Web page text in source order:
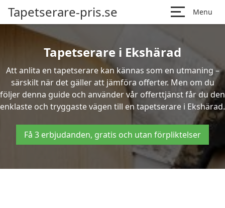
Tapetserare-pris.se Menu
Tapetserare i Ekshärad
Att anlita en tapetserare kan kännas som en utmaning –
särskilt när det gäller att jämföra offerter. Men om du
följer denna guide och använder vår offerttjänst får du den
enklaste och tryggaste vägen till en tapetserare i Ekshärad.
Få 3 erbjudanden, gratis och utan förpliktelser